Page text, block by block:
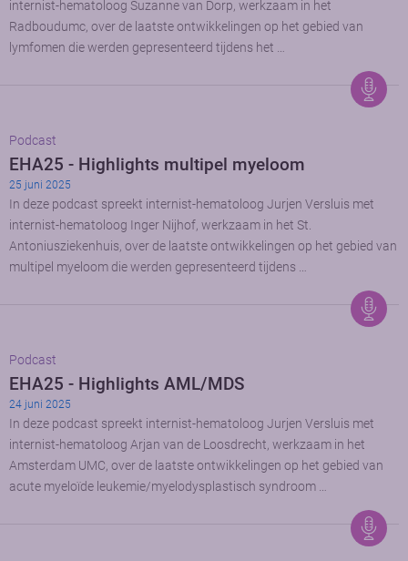
internist-hematoloog Suzanne van Dorp, werkzaam in het
Radboudumc, over de laatste ontwikkelingen op het gebied van
lymfomen die werden gepresenteerd tijdens het …
Podcast
EHA25 - Highlights multipel myeloom
25 juni 2025
In deze podcast spreekt internist-hematoloog Jurjen Versluis met
internist-hematoloog Inger Nijhof, werkzaam in het St.
Antoniusziekenhuis, over de laatste ontwikkelingen op het gebied van
multipel myeloom die werden gepresenteerd tijdens …
Podcast
EHA25 - Highlights AML/MDS
24 juni 2025
In deze podcast spreekt internist-hematoloog Jurjen Versluis met
internist-hematoloog Arjan van de Loosdrecht, werkzaam in het
Amsterdam UMC, over de laatste ontwikkelingen op het gebied van
acute myeloïde leukemie/myelodysplastisch syndroom …